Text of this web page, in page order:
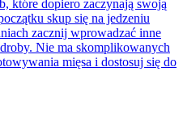
które dopiero zaczynają swoją
skup się na jedzeniu
zacznij wprowadzać inne
Nie ma skomplikowanych
mięsa i dostosuj się do